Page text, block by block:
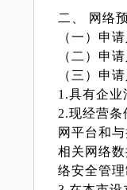
二、 网络
（一）申
（二）申
（三）申
1.具有企业
2.现经营
网平台和
相关网络
络安全管